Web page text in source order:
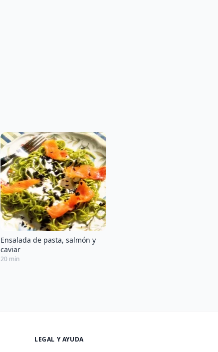
Ensalada de pasta, salmón y
caviar
20 min
LEGAL Y AYUDA